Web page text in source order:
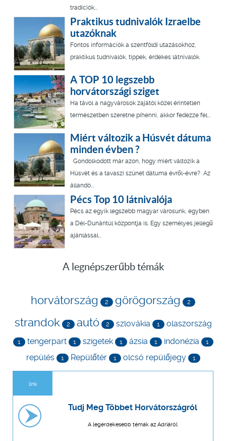
tradíciók...
Praktikus tudnivalók Izraelbe
utazóknak
Fontos információk a szentföldi utazásokhoz,
praktikus tudnivalók, tippek, érdekes látnivalók.
A TOP 10 legszebb
horvátországi sziget
Ha távol a nagyvárosok zajától közel érintetlen
természetben szeretne pihenni, akkor fedezze fel...
Miért változik a Húsvét dátuma
minden évben ?
Gondolkodott már azon, hogy miért változik a
Húsvét és a tavaszi szünet dátuma évről-évre? Az
állandó...
Pécs Top 10 látnivalója
Pécs az egyik legszebb magyar városunk, egyben
a Dél-Dunántúl központja is. Egy személyes jellegű
ajánlással...
A legnépszerűbb témák
horvátország 2 görögország 2
strandok 2 autó 2 szlovákia 1 olaszország
1 tengerpart 1 szigetek 1 ázsia 1 indonézia 1
repülés 1 Repülőtér 1 olcsó repülőjegy 1
link
Tudj Meg Többet Horvátországról
A legérdekesebb témák az Adriáról